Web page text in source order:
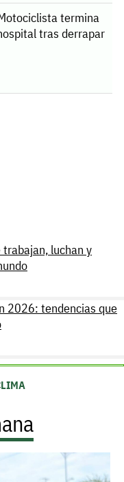
termina
tras derrapar
luchan y
2026: tendencias que